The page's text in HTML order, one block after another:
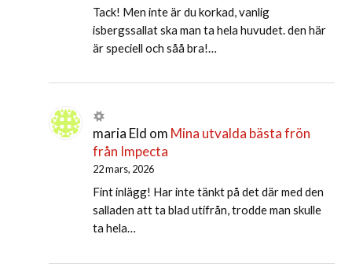
Tack! Men inte är du korkad, vanlig
isbergssallat ska man ta hela huvudet. den här
är speciell och såå bra!…
maria Eld om Mina utvalda bästa frön
från Impecta
22 mars, 2026
Fint inlägg! Har inte tänkt på det där med den
salladen att ta blad utifrån, trodde man skulle
ta hela…